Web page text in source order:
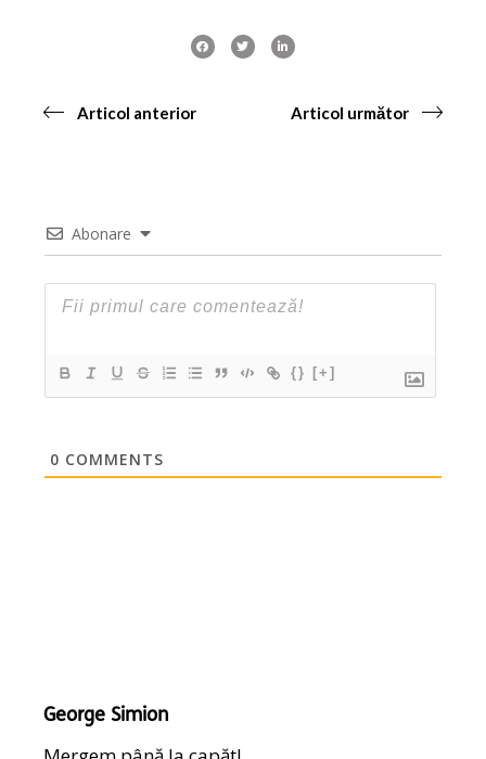
Articol anterior Articol următor
Abonare
{} [+]
0 COMMENTS
George Simion